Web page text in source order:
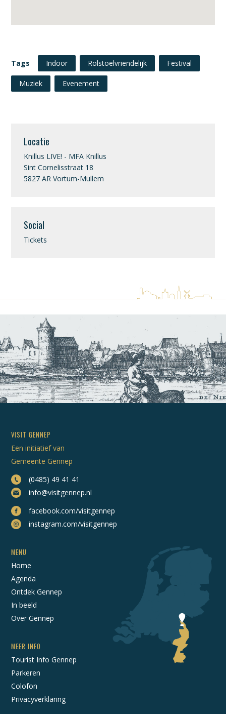
Tags Indoor Rolstoelvriendelijk Festival
Muziek Evenement
Locatie
Knillus LIVE! - MFA Knillus
Sint Cornelisstraat 18
5827 AR Vortum-Mullem
Social
Tickets
VISIT GENNEP
Een initiatief van
Gemeente Gennep
(0485) 49 41 41
info@visitgennep.nl
facebook.com/visitgennep
instagram.com/visitgennep
MENU
Home
Agenda
Ontdek Gennep
In beeld
Over Gennep
MEER INFO
Tourist Info Gennep
Parkeren
Colofon
Privacyverklaring